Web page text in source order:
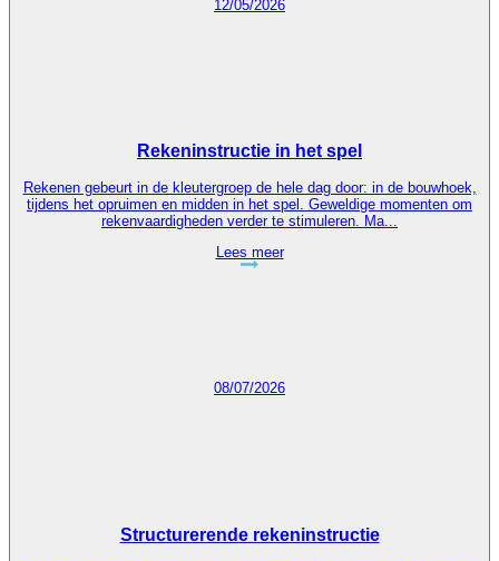
12/05/2026
Rekeninstructie in het spel
Rekenen gebeurt in de kleutergroep de hele dag door: in de bouwhoek,
tijdens het opruimen en midden in het spel. Geweldige momenten om
rekenvaardigheden verder te stimuleren. Ma...
Lees meer
08/07/2026
Structurerende rekeninstructie